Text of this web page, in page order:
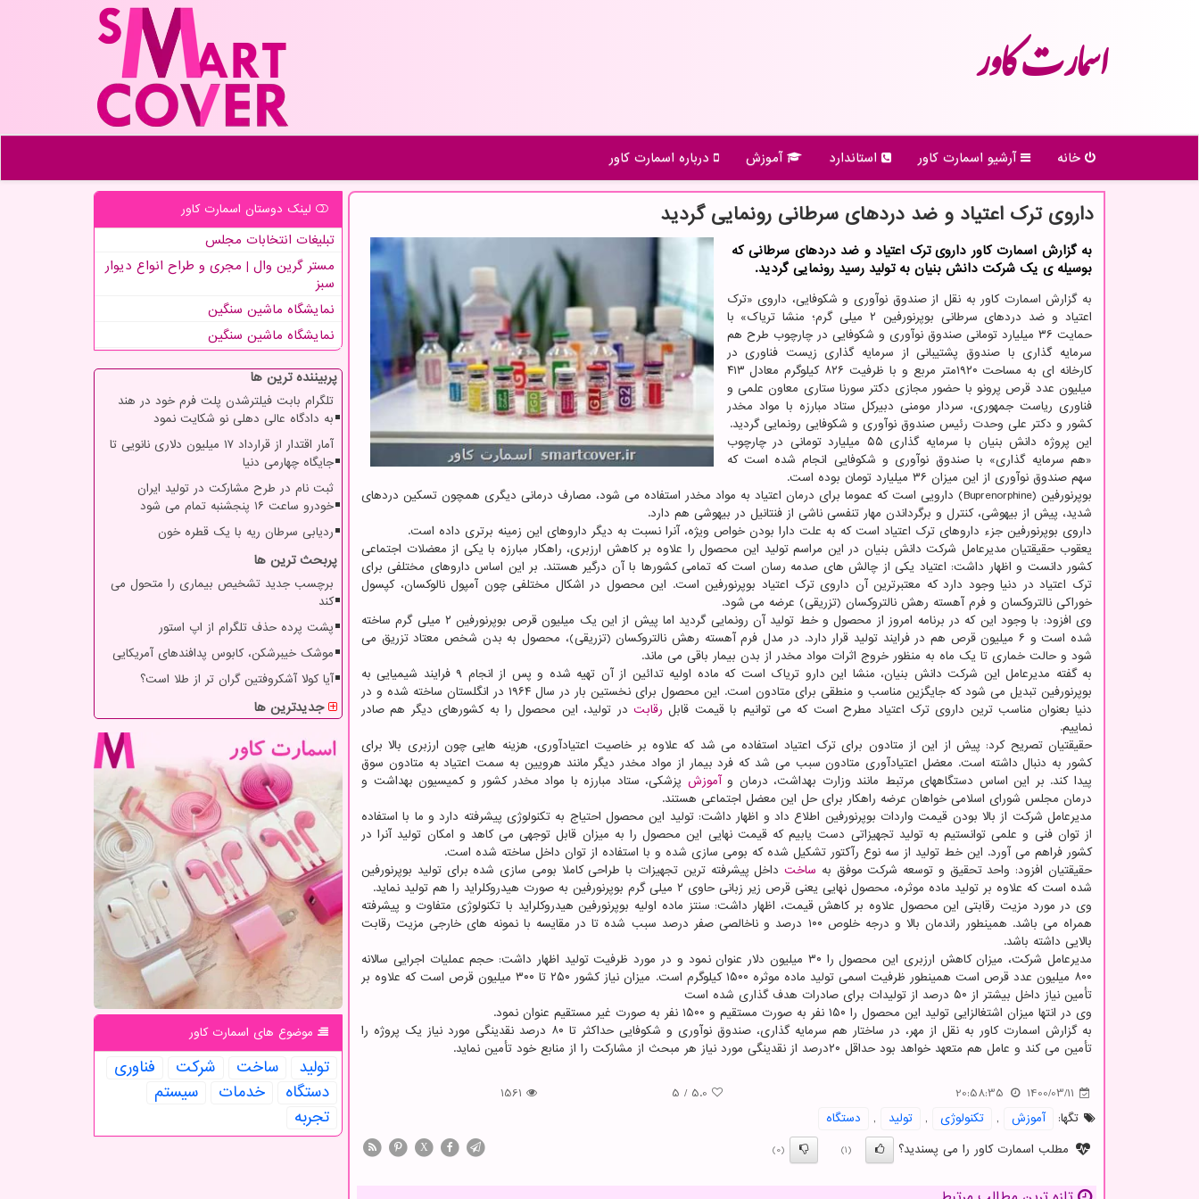
اسمارت كاور
خانه آرشیو اسمارت كاور استاندارد آموزش درباره اسمارت كاور
داروی ترك اعتیاد و ضد دردهای سرطانی رونمایی گردید
به گزارش اسمارت کاور داروی ترک اعتیاد و ضد دردهای سرطانی که
بوسیله ی یک شرکت دانش بنیان به تولید رسید رونمایی گردید.
به گزارش اسمارت کاور به نقل از صندوق نوآوری و شکوفایی، داروی «ترک
اعتیاد و ضد دردهای سرطانی بوپرنورفین ۲ میلی گرم؛ منشا تریاک» با
حمایت ۳۶ میلیارد تومانی صندوق نوآوری و شکوفایی در چارچوب طرح هم
سرمایه گذاری با صندوق پشتیبانی از سرمایه گذاری زیست فناوری در
کارخانه ای به مساحت ۱۹۲۰متر مربع و با ظرفیت ۸۲۶ کیلوگرم معادل ۴۱۳
میلیون عدد قرص پرونو با حضور مجازی دکتر سورنا ستاری معاون علمی و
فناوری ریاست جمهوری، سردار مومنی دبیرکل ستاد مبارزه با مواد مخدر
کشور و دکتر علی وحدت رئیس صندوق نوآوری و شکوفایی رونمایی گردید.
این پروژه دانش بنیان با سرمایه گذاری ۵۵ میلیارد تومانی در چارچوب
«هم سرمایه گذاری» با صندوق نوآوری و شکوفایی انجام شده است که
سهم صندوق نوآوری از این میزان ۳۶ میلیارد تومان بوده است.
بوپرنورفین (Buprenorphine) دارویی است که عموما برای درمان اعتیاد به مواد مخدر استفاده می شود، مصارف درمانی دیگری همچون تسکین دردهای
شدید، پیش از بیهوشی، کنترل و برگرداندن مهار تنفسی ناشی از فنتانیل در بیهوشی هم دارد.
داروی بوپرنورفین جزء داروهای ترک اعتیاد است که به علت دارا بودن خواص ویژه، آنرا نسبت به دیگر داروهای این زمینه برتری داده است.
یعقوب حقیقتیان مدیرعامل شرکت دانش بنیان در این مراسم تولید این محصول را علاوه بر کاهش ارزبری، راهکار مبارزه با یکی از معضلات اجتماعی
کشور دانست و اظهار داشت: اعتیاد یکی از چالش های صدمه رسان است که تمامی کشورها با آن درگیر هستند. بر این اساس داروهای مختلفی برای
ترک اعتیاد در دنیا وجود دارد که معتبرترین آن داروی ترک اعتیاد بوپرنورفین است. این محصول در اشکال مختلفی چون آمپول نالوکسان، کپسول
خوراکی نالتروکسان و فرم آهسته رهش نالتروکسان (تزریقی) عرضه می شود.
وی افزود: با وجود این که در برنامه امروز از محصول و خط تولید آن رونمایی گردید اما پیش از این یک میلیون قرص بوپرنورفین ۲ میلی گرم ساخته
شده است و ۶ میلیون قرص هم در فرایند تولید قرار دارد. در مدل فرم آهسته رهش نالتروکسان (تزریقی)، محصول به بدن شخص معتاد تزریق می
شود و حالت خماری تا یک ماه به منظور خروج اثرات مواد مخدر از بدن بیمار باقی می ماند.
به گفته مدیرعامل این شرکت دانش بنیان، منشا این دارو تریاک است که ماده اولیه تدائین از آن تهیه شده و پس از انجام ۹ فرایند شیمیایی به
بوپرنورفین تبدیل می شود که جایگزین مناسب و منطقی برای متادون است. این محصول برای نخستین بار در سال ۱۹۶۴ در انگلستان ساخته شده و در
دنیا بعنوان مناسب ترین داروی ترک اعتیاد مطرح است که می توانیم با قیمت قابل رقابت در تولید، این محصول را به کشورهای دیگر هم صادر
نماییم.
حقیقتیان تصریح کرد: پیش از این از متادون برای ترک اعتیاد استفاده می شد که علاوه بر خاصیت اعتیادآوری، هزینه هایی چون ارزبری بالا برای
کشور به دنبال داشته است. معضل اعتیادآوری متادون سبب می شد که فرد بیمار از مواد مخدر دیگر مانند هرویین به سمت اعتیاد به متادون سوق
پیدا کند. بر این اساس دستگاههای مرتبط مانند وزارت بهداشت، درمان وآموزش پزشکی، ستاد مبارزه با مواد مخدر کشور و کمیسیون بهداشت و
درمان مجلس شورای اسلامی خواهان عرضه راهکار برای حل این معضل اجتماعی هستند.
مدیرعامل شرکت از بالا بودن قیمت واردات بوپرنورفین اطلاع داد و اظهار داشت: تولید این محصول احتیاج به تکنولوژی پیشرفته دارد و ما با استفاده
از توان فنی و علمی توانستیم به تولید تجهیزاتی دست یابیم که قیمت نهایی این محصول را به میزان قابل توجهی می کاهد و امکان تولید آنرا در
کشور فراهم می آورد. این خط تولید از سه نوع رآکتور تشکیل شده که بومی سازی شده و با استفاده از توان داخل ساخته شده است.
حقیقتیان افزود: واحد تحقیق و توسعه شرکت موفق به ساختداخل پیشرفته ترین تجهیزات با طراحی کاملا بومی سازی شده برای تولید بوپرنورفین
شده است که علاوه بر تولید ماده موثره، محصول نهایی یعنی قرص زیر زبانی حاوی ۲ میلی گرم بوپرنورفین به صورت هیدروکلراید را هم تولید نماید.
وی در مورد مزیت رقابتی این محصول علاوه بر کاهش قیمت، اظهار داشت: سنتز ماده اولیه بوپرنورفین هیدروکلراید با تکنولوژی متفاوت و پیشرفته
همراه می باشد. همینطور راندمان بالا و درجه خلوص ۱۰۰ درصد و ناخالصی صفر درصد سبب شده تا در مقایسه با نمونه های خارجی مزیت رقابت
بالایی داشته باشد.
مدیرعامل شرکت، میزان کاهش ارزبری این محصول را ۳۰ میلیون دلار عنوان نمود و در مورد ظرفیت تولید اظهار داشت: حجم عملیات اجرایی سالانه
۸۰۰ میلیون عدد قرص است همینطور ظرفیت اسمی تولید ماده موثره ۱۵۰۰ کیلوگرم است. میزان نیاز کشور ۲۵۰ تا ۳۰۰ میلیون قرص است که علاوه بر
تأمین نیاز داخل بیشتر از ۵۰ درصد از تولیدات برای صادرات هدف گذاری شده است
وی در انتها میزان اشتغالزایی تولید این محصول را ۱۵۰ نفر به صورت مستقیم و ۱۵۰۰ نفر به صورت غیر مستقیم عنوان نمود.
به گزارش اسمارت کاور به نقل از مهر، در ساختار هم سرمایه گذاری، صندوق نوآوری و شکوفایی حداکثر تا ۸۰ درصد نقدینگی مورد نیاز یک پروژه را
تأمین می کند و عامل هم متعهد خواهد بود حداقل ۲۰درصد از نقدینگی مورد نیاز هر مبحث از مشارکت را از منابع خود تأمین نماید.
1400/03/11
20:58:35
5.0
/
5
1561
تگها:
آموزش , تكنولوژی , تولید ,
دستگاه
مطلب اسمارت کاور را می پسندید؟
(1)
(0)
X
لینک دوستان اسمارت كاور
تبلیغات انتخابات مجلس
مستر گرین وال | مجری و طراح انواع دیوار
سبز
نمایشگاه ماشین سنگین
نمایشگاه ماشین سنگین
پربیننده ترین ها
تلگرام بابت فیلترشدن پلت فرم خود در هند
به دادگاه عالی دهلی نو شکایت نمود
آمار اقتدار از قرارداد ۱۷ میلیون دلاری نانویی تا
جایگاه چهارمی دنیا
ثبت نام در طرح مشارکت در تولید ایران
خودرو ساعت ۱۶ پنجشنبه تمام می شود
ردیابی سرطان ریه با یک قطره خون
پربحث ترین ها
برچسب جدید تشخیص بیماری را متحول می
کند
پشت پرده حذف تلگرام از اپ استور
موشک خیبرشکن، کابوس پدافندهای آمریکایی
آیا کولا آشکروفتین گران تر از طلا است؟
جدیدترین ها
موضوع های اسمارت كاور
تولید ساخت شركت
فناوری
دستگاه
خدمات
سیستم
تجربه